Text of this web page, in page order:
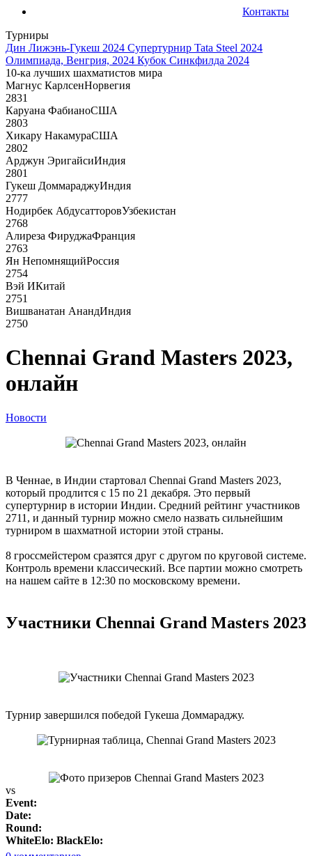
Контакты
Турниры
Дин Лижэнь-Гукеш 2024 Супертурнир Tata Steel 2024
Олимпиада, Венгрия, 2024 Кубок Синкфилда 2024
10-ка лучших шахматистов мира
Магнус КарлсенНорвегия
2831
Каруана ФабианоСША
2803
Хикару НакамураСША
2802
Арджун ЭригайсиИндия
2801
Гукеш ДоммараджуИндия
2777
Нодирбек АбдусатторовУзбекистан
2768
Алиреза ФируджаФранция
2763
Ян НепомнящийРоссия
2754
Вэй ИКитай
2751
Вишванатан АнандИндия
2750
Chennai Grand Masters 2023,
онлайн
Новости
В Ченнае, в Индии стартовал Chennai Grand Masters 2023,
который продлится с 15 по 21 декабря. Это первый
супертурнир в истории Индии. Средний рейтинг участников
2711, и данный турнир можно смело назвать сильнейшим
турниром в шахматной истории этой страны.
8 гроссмейстером сразятся друг с другом по круговой системе.
Контроль времени классический. Все партии можно смотреть
на нашем сайте в 12:30 по московскому времени.
Участники Chennai Grand Masters 2023
Турнир завершился победой Гукеша Доммараджу.
vs
Event:
Date:
Round:
WhiteElo: BlackElo: